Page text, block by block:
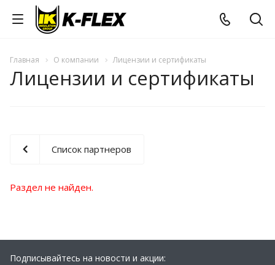
Главная О компании Лицензии и сертификаты
Лицензии и сертификаты
Список партнеров
Раздел не найден.
Подписывайтесь на новости и акции: